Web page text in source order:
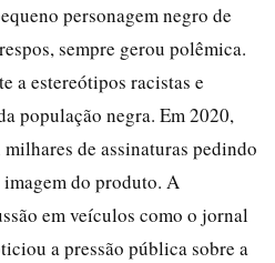
personagem negro de
sempre gerou polêmica.
a estereótipos racistas e
população negra. Em 2020,
de assinaturas pedindo
imagem do produto. A
em veículos como o jornal
a pressão pública sobre a